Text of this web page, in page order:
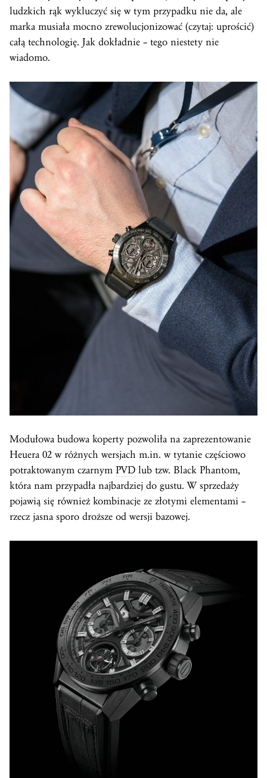
ludzkich rąk wykluczyć się w tym przypadku nie da, ale
marka musiała mocno zrewolucjonizować (czytaj: uprościć)
całą technologię. Jak dokładnie – tego niestety nie
wiadomo.
Modułowa budowa koperty pozwoliła na zaprezentowanie
Heuera 02 w różnych wersjach m.in. w tytanie częściowo
potraktowanym czarnym PVD lub tzw. Black Phantom,
która nam przypadła najbardziej do gustu. W sprzedaży
pojawią się również kombinacje ze złotymi elementami –
rzecz jasna sporo droższe od wersji bazowej.